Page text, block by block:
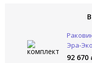
Эра-Эко
92 670